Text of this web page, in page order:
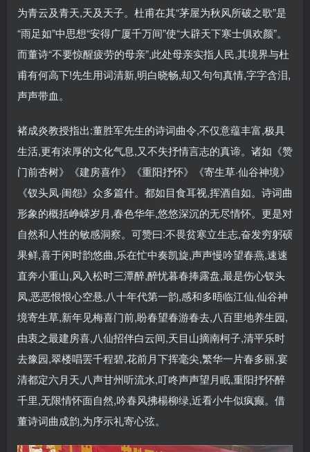
为青云及青天,天及天子。杜甫在其“茅屋为秋风所破之歌”是
“雨足如”中思想“安得广厦千万间”使“大辟天下寒士俱欢颜”。
而董诗“不要惊醒疲劳的母亲”,此处母亲实指人民,其境界与杜
甫有何高下!先生用词清新,明白晓畅,却又句句真情,字字含泪,
声声带血。
褚成炎教授指出:董胜军先生的诗词曲令,不仅意蕴丰富,极具
生活,更有浓厚的文化气息,又不失抒情言志的真谛。诸如《赞
门前杏树》《建房喜作》《重阳抒怀》《寄生草·仙谷神境》
《钗头凤·闺怨》众多篇什。都如目食耳视,挥酒自如。诗词曲
形象的概括峥嵘岁月,春色华年,悠悠深沉的无尽情怀。更是对
自然和人性的敏感洞察。可赞曰:不畏贫寒立生志,奋发穷躬硕
果鲜,喜于闲时韵悠曲,乐在忙中奏凯旋,声声慢吟望春燕,速速
直奔小重山,风入松时三潭醉,醉忧暮春捧露盘,最是伤心钗头
凤,恶恶恨恨心空悬,八十年代第一韵,感和多晤临江仙,仙谷神
境寄生草,新年见梅喜门前,盼春望春游春去,八百里地养生园,
由衷之最建房喜,八仙招伴白云间,天目山摘南柯子,清平乐时
去豫园,翠楼唱罢千程碧,花前月下挥毫尖,繁华一片春多丽,宴
清都定六月天,八声甘州听流水,叮咚声声望月眠,重阳抒怀醉
千里,无限情怀面自然,吟春风拂楊柳绿,近看小牛似疯癫。借
董诗词曲成韵,为序示礼寄心弦。